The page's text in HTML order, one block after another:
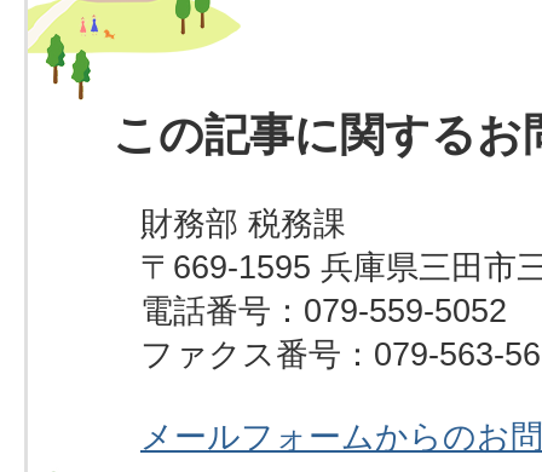
この記事に関するお
財務部 税務課
〒669-1595 兵庫県三田市
電話番号：079-559-5052
ファクス番号：079-563-
メールフォームからのお